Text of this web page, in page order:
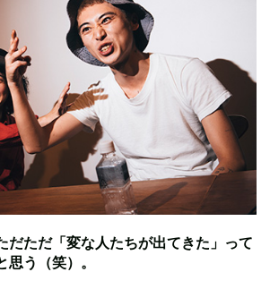
だただ「変な人たちが出てきた」って
う（笑）。